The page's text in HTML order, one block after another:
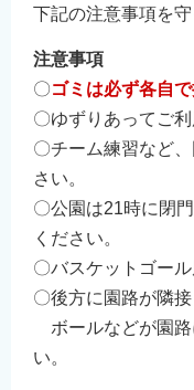
下記の注意事項を守
注意事項
〇ゴミは必ず各自
〇ゆずりあってご利
〇チーム練習など
さい。
〇公園は21時に閉
ください。
〇バスケットゴー
〇後方に園路が隣
ボールなどが園路
い。